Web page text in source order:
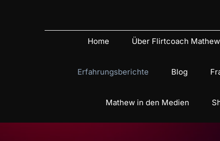
Home Über Flirtcoach Mathew
Erfahrungsberichte Blog
Mathew in den Medien